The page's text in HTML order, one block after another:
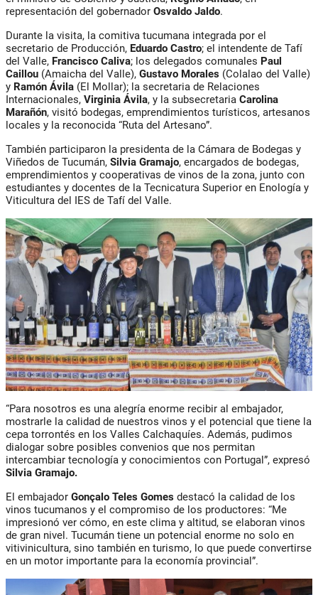
representación del gobernador Osvaldo Jaldo.
Durante la visita, la comitiva tucumana integrada por el
secretario de Producción, Eduardo Castro; el intendente de Tafí
del Valle, Francisco Caliva; los delegados comunales Paul
Caillou (Amaicha del Valle), Gustavo Morales (Colalao del Valle)
y Ramón Ávila (El Mollar); la secretaria de Relaciones
Internacionales, Virginia Ávila, y la subsecretaria Carolina
Marañón, visitó bodegas, emprendimientos turísticos, artesanos
locales y la reconocida “Ruta del Artesano”.
También participaron la presidenta de la Cámara de Bodegas y
Viñedos de Tucumán, Silvia Gramajo, encargados de bodegas,
emprendimientos y cooperativas de vinos de la zona, junto con
estudiantes y docentes de la Tecnicatura Superior en Enología y
Viticultura del IES de Tafí del Valle.
“Para nosotros es una alegría enorme recibir al embajador,
mostrarle la calidad de nuestros vinos y el potencial que tiene la
cepa torrontés en los Valles Calchaquíes. Además, pudimos
dialogar sobre posibles convenios que nos permitan
intercambiar tecnología y conocimientos con Portugal”, expresó
Silvia Gramajo.
El embajador Gonçalo Teles Gomes destacó la calidad de los
vinos tucumanos y el compromiso de los productores: “Me
impresionó ver cómo, en este clima y altitud, se elaboran vinos
de gran nivel. Tucumán tiene un potencial enorme no solo en
vitivinicultura, sino también en turismo, lo que puede convertirse
en un motor importante para la economía provincial”.